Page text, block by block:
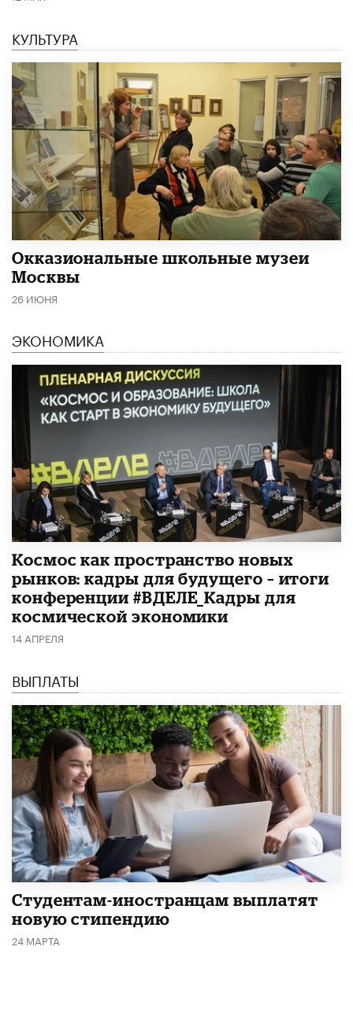
КУЛЬТУРА
​Окказиональные школьные музеи
Москвы
26 ИЮНЯ
ЭКОНОМИКА
Космос как пространство новых
рынков: кадры для будущего – итоги
конференции #ВДЕЛЕ_Кадры для
космической экономики
14 АПРЕЛЯ
ВЫПЛАТЫ
Студентам-иностранцам выплатят
новую стипендию
24 МАРТА